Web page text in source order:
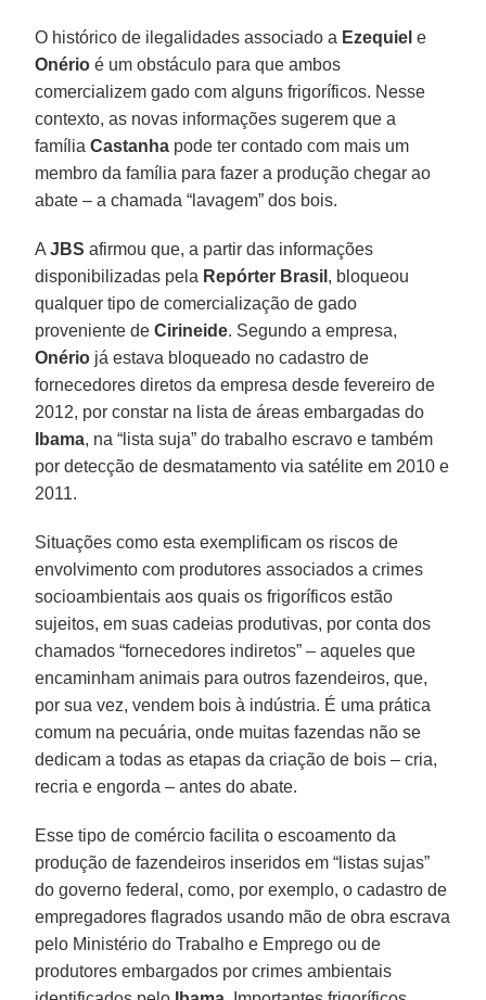
O histórico de ilegalidades associado a Ezequiel e
Onério é um obstáculo para que ambos
comercializem gado com alguns frigoríficos. Nesse
contexto, as novas informações sugerem que a
famíliaCastanha pode ter contado com mais um
membro da família para fazer a produção chegar ao
abate – a chamada “lavagem” dos bois.
AJBS afirmou que, a partir das informações
disponibilizadas pela Repórter Brasil , bloqueou
qualquer tipo de comercialização de gado
proveniente deCirineide. Segundo a empresa,
Onério já estava bloqueado no cadastro de
fornecedores diretos da empresa desde fevereiro de
2012, por constar na lista de áreas embargadas do
Ibama, na “lista suja” do trabalho escravo e também
por detecção de desmatamento via satélite em 2010 e
2011.
Situações como esta exemplificam os riscos de
envolvimento com produtores associados a crimes
socioambientais aos quais os frigoríficos estão
sujeitos, em suas cadeias produtivas, por conta dos
chamados “fornecedores indiretos” – aqueles que
encaminham animais para outros fazendeiros, que,
por sua vez, vendem bois à indústria. É uma prática
comum na pecuária, onde muitas fazendas não se
dedicam a todas as etapas da criação de bois – cria,
recria e engorda – antes do abate.
Esse tipo de comércio facilita o escoamento da
produção de fazendeiros inseridos em “listas sujas”
do governo federal, como, por exemplo, o cadastro de
empregadores flagrados usando mão de obra escrava
pelo Ministério do Trabalho e Emprego ou de
produtores embargados por crimes ambientais